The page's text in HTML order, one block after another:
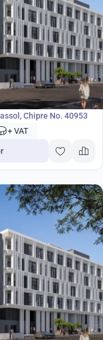
Chipre No. 40953
+ VAT